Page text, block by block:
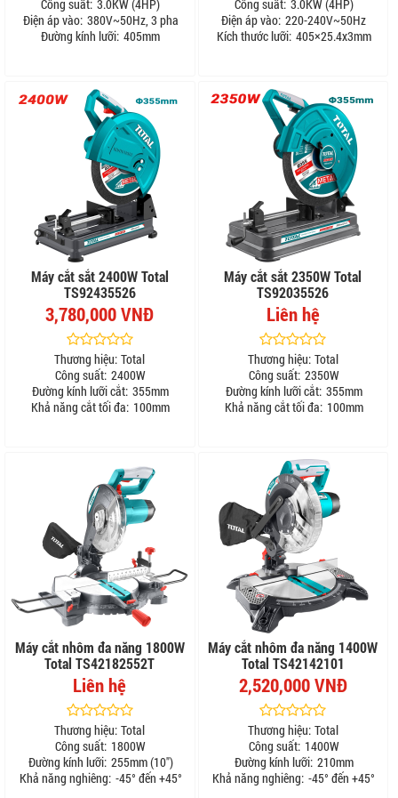
Công suất: 3.0KW (4HP)
Điện áp vào: 380V~50Hz, 3 pha
Đường kính lưỡi: 405mm
Công suất: 3.0KW (4HP)
Điện áp vào: 220-240V~50Hz
Kích thước lưỡi: 405×25.4x3mm
Máy cắt sắt 2400W Total
TS92435526
3,780,000 VNĐ
Thương hiệu: Total
Công suất: 2400W
Đường kính lưỡi cắt: 355mm
Khả năng cắt tối đa: 100mm
Máy cắt sắt 2350W Total
TS92035526
Liên hệ
Thương hiệu: Total
Công suất: 2350W
Đường kính lưỡi cắt: 355mm
Khả năng cắt tối đa: 100mm
Máy cắt nhôm đa năng 1800W
Total TS42182552T
Liên hệ
Thương hiệu: Total
Công suất: 1800W
Đường kính lưỡi: 255mm (10")
Khả năng nghiêng: -45° đến +45°
Máy cắt nhôm đa năng 1400W
Total TS42142101
2,520,000 VNĐ
Thương hiệu: Total
Công suất: 1400W
Đường kính lưỡi: 210mm
Khả năng nghiêng: -45° đến +45°